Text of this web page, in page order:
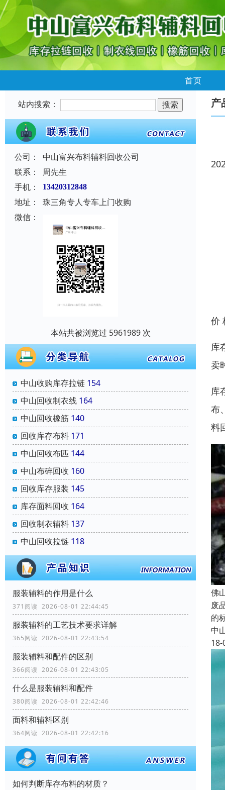
首页
站内搜索：
公司：
中山富兴布料辅料回收公司
联系：
周先生
手机：
13420312848
地址：
珠三角专人专车上门收购
微信：
本站共被浏览过 5961989 次
中山收购库存拉链 154
中山回收制衣线 164
中山回收橡筋 140
回收库存布料 171
中山回收布匹 144
中山布碎回收 160
回收库存服装 145
库存面料回收 164
回收制衣辅料 137
中山回收拉链 118
服装辅料的作用是什么
371阅读 2026-08-01 22:44:45
服装辅料的工艺技术要求详解
365阅读 2026-08-01 22:43:54
服装辅料和配件的区别
366阅读 2026-08-01 22:43:05
什么是服装辅料和配件
380阅读 2026-08-01 22:42:46
面料和辅料区别
364阅读 2026-08-01 22:42:16
如何判断库存布料的材质？
产
价
库
卖
库
布
料
佛
废
的
中
18-